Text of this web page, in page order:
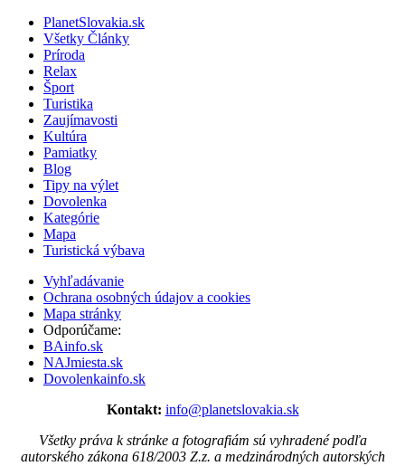
PlanetSlovakia.sk
Všetky Články
Príroda
Relax
Šport
Turistika
Zaujímavosti
Kultúra
Pamiatky
Blog
Tipy na výlet
Dovolenka
Kategórie
Mapa
Turistická výbava
Vyhľadávanie
Ochrana osobných údajov a cookies
Mapa stránky
Odporúčame:
BAinfo.sk
NAJmiesta.sk
Dovolenkainfo.sk
Kontakt: info@planetslovakia.sk
Všetky práva k stránke a fotografiám sú vyhradené podľa
autorského zákona 618/2003 Z.z. a medzinárodných autorských